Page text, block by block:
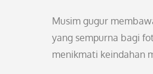
Musim gugur
yang sempurna bagi
menikmati keindahan